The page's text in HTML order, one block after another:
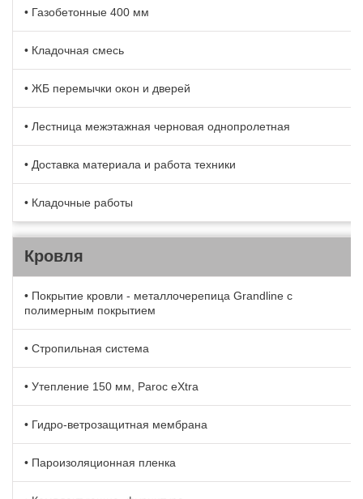
• Газобетонные 400 мм
• Кладочная смесь
• ЖБ перемычки окон и дверей
• Лестница межэтажная черновая однопролетная
• Доставка материала и работа техники
• Кладочные работы
Кровля
• Покрытие кровли - металлочерепица Grandline с
полимерным покрытием
• Стропильная система
• Утепление 150 мм, Paroc eXtra
• Гидро-ветрозащитная мембрана
• Пароизоляционная пленка